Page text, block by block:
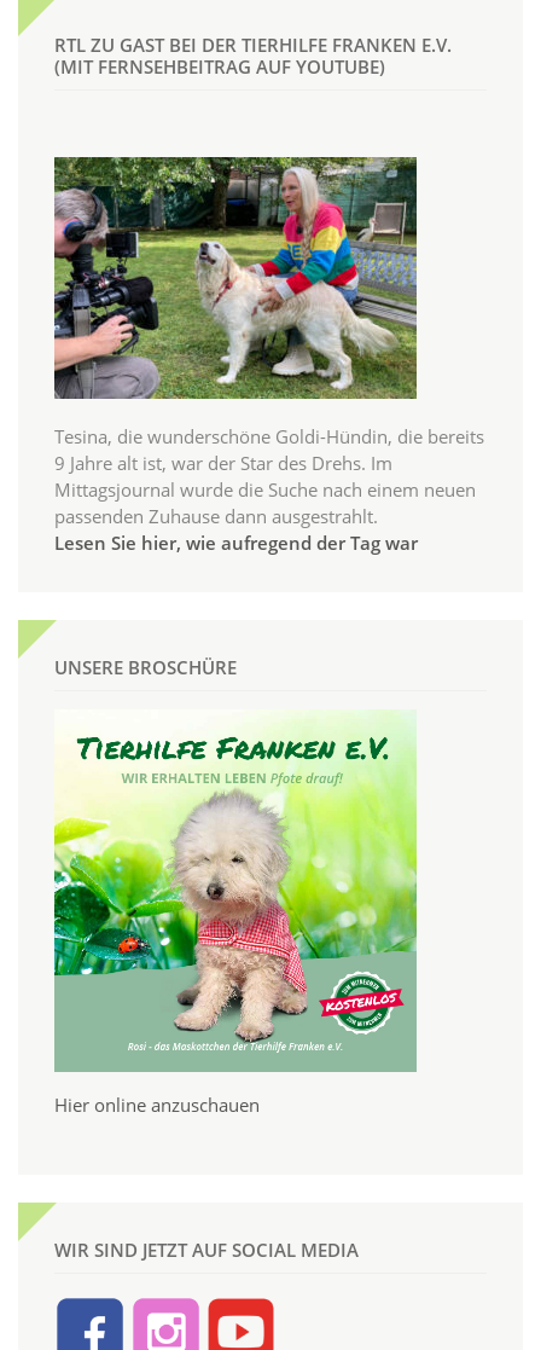
RTL ZU GAST BEI DER TIERHILFE FRANKEN E.V.
(MIT FERNSEHBEITRAG AUF YOUTUBE)
Tesina, die wunderschöne Goldi-Hündin, die bereits
9 Jahre alt ist, war der Star des Drehs. Im
Mittagsjournal wurde die Suche nach einem neuen
passenden Zuhause dann ausgestrahlt.
Lesen Sie hier, wie aufregend der Tag war
UNSERE BROSCHÜRE
Hier online anzuschauen
WIR SIND JETZT AUF SOCIAL MEDIA